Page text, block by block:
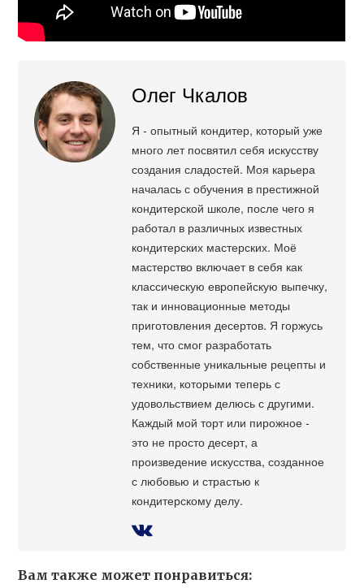
Олег Чкалов
Я - опытный кондитер, который уже
много лет посвятил себя искусству
создания сладостей. Моя карьера
началась с обучения в престижной
кондитерской школе, после чего я
работал в различных известных
кондитерских мастерских. Моё
мастерство включает в себя как
классическую европейскую выпечку,
так и инновационные методы
приготовления десертов. Я горжусь
тем, что смог разработать
собственные уникальные рецепты и
техники, которыми теперь с
удовольствием делюсь с другими.
Каждый мой торт или пирожное -
это не просто десерт, а
произведение искусства, созданное
с любовью и страстью к
кондитерскому делу.
Вам также может понравиться: